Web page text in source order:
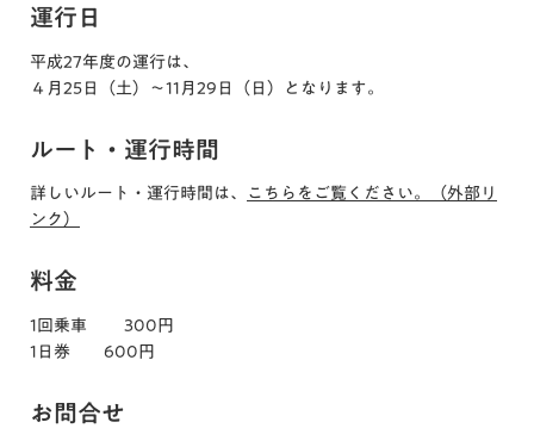
運行日
平成27年度の運行は、
４月25日（土）〜11月29日（日）となります。
ルート・運行時間
詳しいルート・運行時間は、
こちらをご覧ください。（外部リ
ンク）
料金
1回乗車 300円
1日券 600円
お問合せ